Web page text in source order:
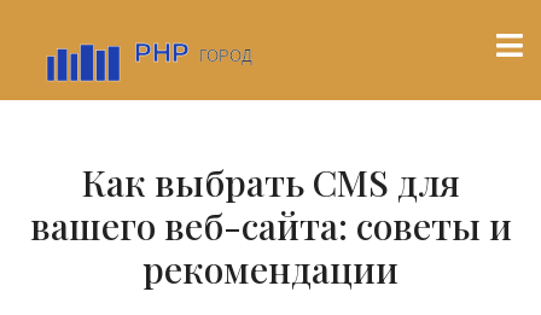
Как выбрать CMS для
вашего веб-сайта: советы и
рекомендации